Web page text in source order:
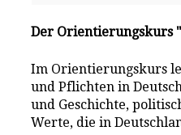
Der Orientierungskurs
Im Orientierungskurs
und Pflichten in
und Geschichte,
Werte, die in